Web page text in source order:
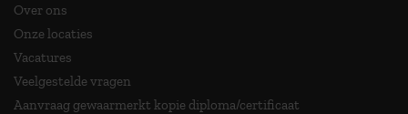
Over ons
Onze locaties
Vacatures
Veelgestelde vragen
Aanvraag gewaarmerkt kopie diploma/certificaat